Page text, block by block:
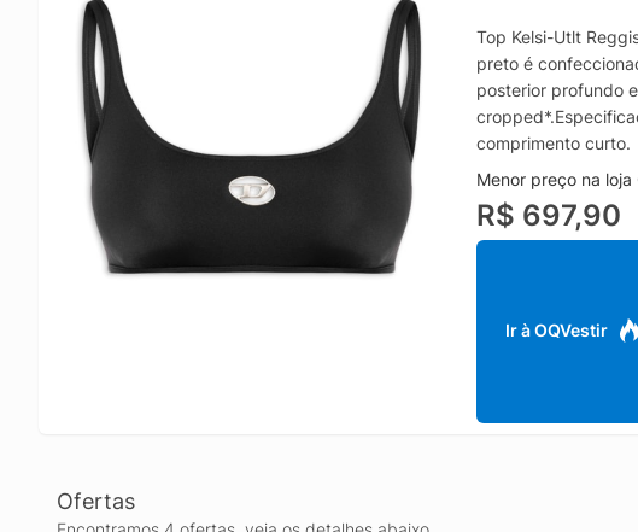
Top Kelsi-Utlt
preto é
posterior profundo
comprimento curto.
Menor preço na loja
R$ 697,90
Ir à OQVestir
Ofertas